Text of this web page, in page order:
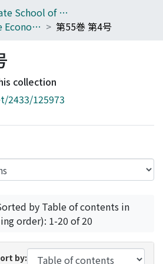
040_Graduate School of Economics
Keizai-ronsō : The Economic Review
第55巻 第4号
collection
2433/125973
by Table of contents in
order): 1-20 of 20
by: